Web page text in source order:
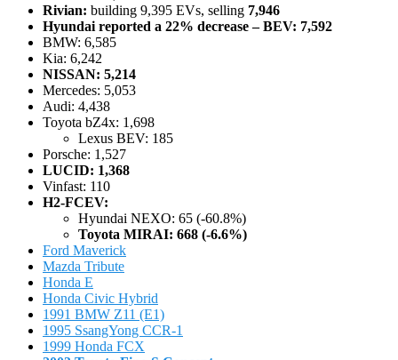
Rivian: building 9,395 EVs, selling 7,946
Hyundai reported a 22% decrease – BEV: 7,592
BMW: 6,585
Kia: 6,242
NISSAN: 5,214
Mercedes: 5,053
Audi: 4,438
Toyota bZ4x: 1,698
Lexus BEV: 185
Porsche: 1,527
LUCID: 1,368
Vinfast: 110
H2-FCEV:
Hyundai NEXO: 65 (-60.8%)
Toyota MIRAI: 668 (-6.6%)
Ford Maverick
Mazda Tribute
Honda E
Honda Civic Hybrid
1991 BMW Z11 (E1)
1995 SsangYong CCR-1
1999 Honda FCX